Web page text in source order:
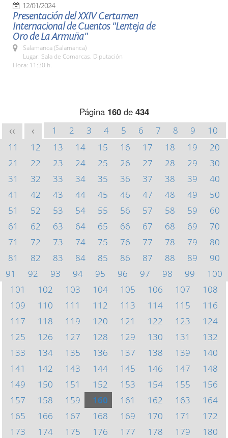
12/01/2024
Presentación del XXIV Certamen
Internacional de Cuentos "Lenteja de
Oro de La Armuña"
Salamanca (Salamanca)
Lugar: Sala de Comarcas. Diputación
Hora: 11:30 h.
Página 160de 434
<< < 1 2 3 4 5 6 7 8 9
10
11
12 13 14 15 16 17 18 19
20
21
22 23 24 25 26 27 28 29
30
31
32 33 34 35 36 37 38 39
40
41
42 43 44 45 46 47 48 49
50
51
52 53 54 55 56 57 58 59
60
61
62 63 64 65 66 67 68 69
70
71
72 73 74 75 76 77 78 79
80
81
82 83 84 85 86 87 88 89
90
91
92 93 94 95 96 97 98 99
100
101
102 103 104 105 106 107
108
109
110 111 112 113 114 115
116
117
118 119 120 121 122 123
124
125
126 127 128 129 130 131
132
133
134 135 136 137 138 139
140
141
142 143 144 145 146 147
148
149
150 151 152 153 154 155
156
157
158 159 160 161 162 163
164
165
166 167 168 169 170 171
172
173
174 175 176 177 178 179
180